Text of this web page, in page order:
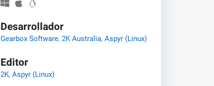
Desarrollador
Gearbox Software,2K Australia,Aspyr (Linux)
Editor
2K,Aspyr (Linux)